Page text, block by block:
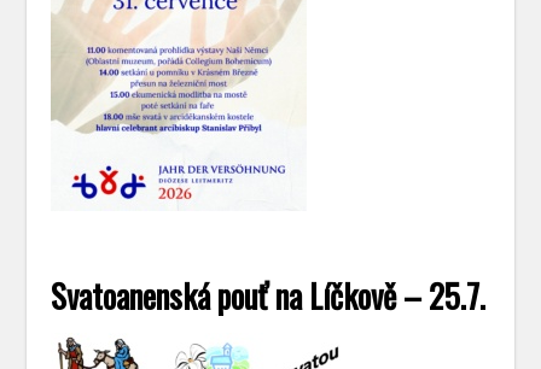
Svatoanenská pouť na Líčkově – 25.7.